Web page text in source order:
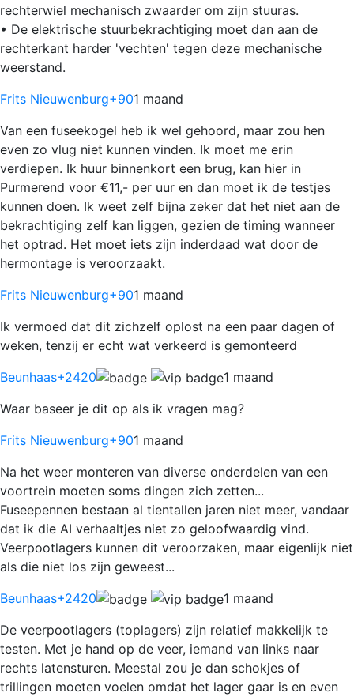
rechterwiel mechanisch zwaarder om zijn stuuras.
• De elektrische stuurbekrachtiging moet dan aan de
rechterkant harder 'vechten' tegen deze mechanische
weerstand.
Frits Nieuwenburg+901 maand
Van een fuseekogel heb ik wel gehoord, maar zou hen
even zo vlug niet kunnen vinden. Ik moet me erin
verdiepen. Ik huur binnenkort een brug, kan hier in
Purmerend voor €11,- per uur en dan moet ik de testjes
kunnen doen. Ik weet zelf bijna zeker dat het niet aan de
bekrachtiging zelf kan liggen, gezien de timing wanneer
het optrad. Het moet iets zijn inderdaad wat door de
hermontage is veroorzaakt.
Frits Nieuwenburg+901 maand
Ik vermoed dat dit zichzelf oplost na een paar dagen of
weken, tenzij er echt wat verkeerd is gemonteerd
Beunhaas+2420
1 maand
Waar baseer je dit op als ik vragen mag?
Frits Nieuwenburg+901 maand
Na het weer monteren van diverse onderdelen van een
voortrein moeten soms dingen zich zetten...
Fuseepennen bestaan al tientallen jaren niet meer, vandaar
dat ik die AI verhaaltjes niet zo geloofwaardig vind.
Veerpootlagers kunnen dit veroorzaken, maar eigenlijk niet
als die niet los zijn geweest...
Beunhaas+2420
1 maand
De veerpootlagers (toplagers) zijn relatief makkelijk te
testen. Met je hand op de veer, iemand van links naar
rechts latensturen. Meestal zou je dan schokjes of
trillingen moeten voelen omdat het lager gaar is en even